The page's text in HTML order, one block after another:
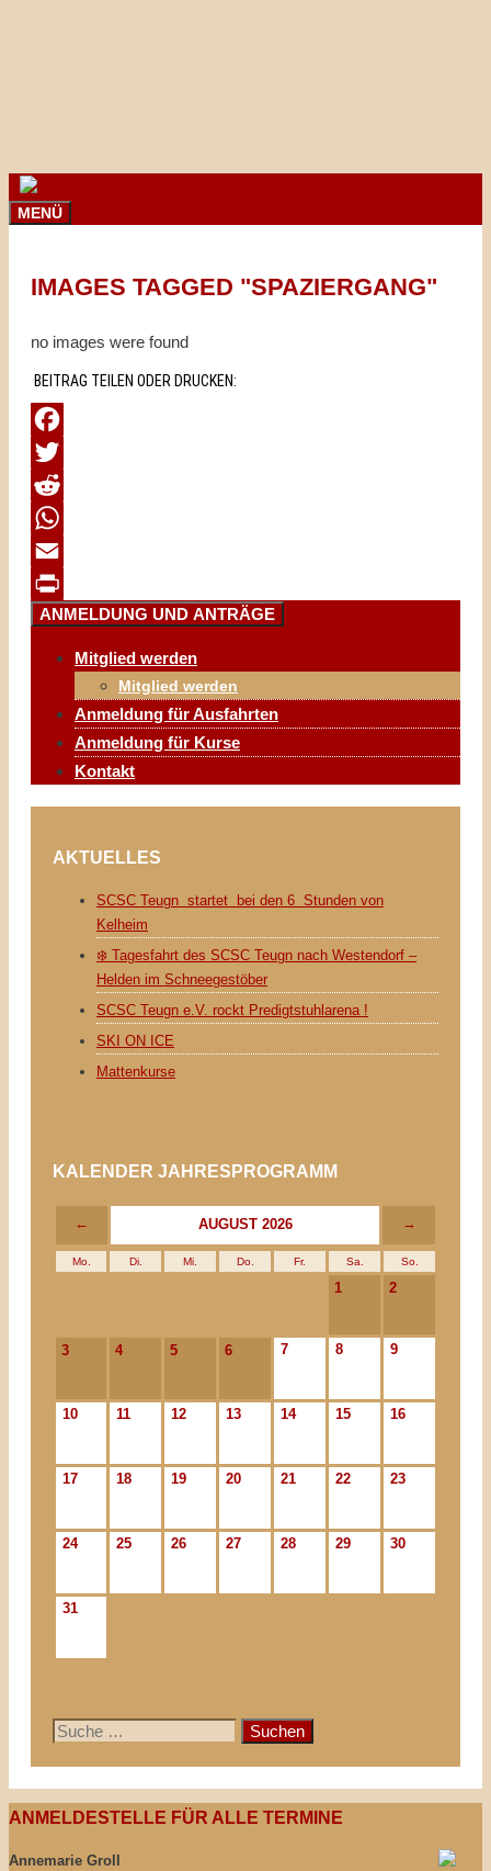
MENÜ
IMAGES TAGGED "SPAZIERGANG"
no images were found
BEITRAG TEILEN ODER DRUCKEN:
Facebook
Twitter
Reddit
WhatsApp
Email
Print
ANMELDUNG UND ANTRÄGE
Mitglied werden
Mitglied werden
Anmeldung für Ausfahrten
Anmeldung für Kurse
Kontakt
AKTUELLES
SCSC Teugn startet bei den 6 Stunden von
Kelheim
❄️ Tagesfahrt des SCSC Teugn nach Westendorf –
Helden im Schneegestöber
SCSC Teugn e.V. rockt Predigtstuhlarena !
SKI ON ICE
Mattenkurse
KALENDER JAHRESPROGRAMM
← AUGUST 2026 →
Mo. Di. Mi. Do. Fr. Sa. So.
1 2
3 4 5 6 7 8 9
10 11 12 13 14 15 16
17 18 19 20 21 22 23
24 25 26 27 28 29 30
31
Suche
ANMELDESTELLE FÜR ALLE TERMINE
Annemarie Groll